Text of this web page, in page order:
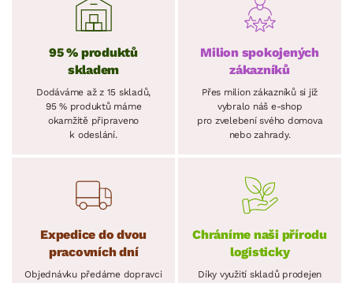
95 % produktů
skladem
Dodáváme až z 15 skladů,
95 % produktů máme
okamžitě připraveno
k odeslání.
Milion spokojených
zákazníků
Přes milion zákazníků si již
vybralo náš e-shop
pro zvelebení svého domova
nebo zahrady.
Expedice do dvou
pracovních dní
Objednávku předáme dopravci
Chráníme naši přírodu
logisticky
Díky využití skladů prodejen